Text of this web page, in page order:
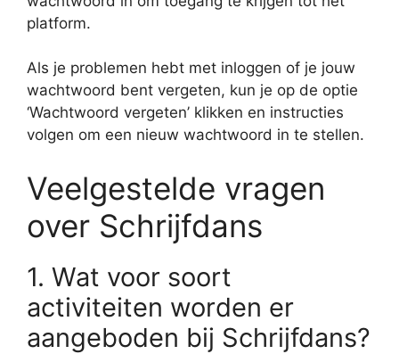
platform.
Als je problemen hebt met inloggen of je jouw
wachtwoord bent vergeten, kun je op de optie
‘Wachtwoord vergeten’ klikken en instructies
volgen om een nieuw wachtwoord in te stellen.
Veelgestelde vragen
over Schrijfdans
1. Wat voor soort
activiteiten worden er
aangeboden bij Schrijfdans?